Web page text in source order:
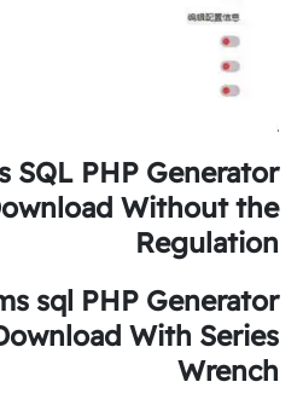
SQL PHP Generator
Without the
Regulation
sql PHP Generator
With Series
Wrench